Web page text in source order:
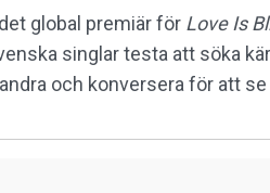
global premiär för Love Is
singlar testa att söka
och konversera för att